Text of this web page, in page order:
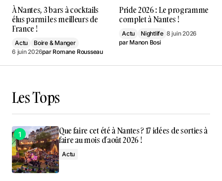
À Nantes, 3 bars à cocktails
élus parmi les meilleurs de
France !
Actu
Boire & Manger
6 juin 2026par Romane Rousseau
Pride 2026 : Le programme
complet à Nantes !
Actu Nightlife 8 juin 2026
par Manon Bosi
Les Tops
Que faire cet été à Nantes ? 17 idées de sorties à
faire au mois d’août 2026 !
Actu